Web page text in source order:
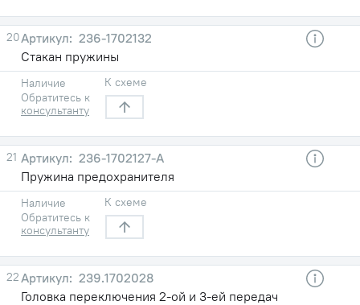
20
236-1702132
Стакан пружины
Наличие
Обратитесь к
консультанту
К схеме
21
236-1702127-А
Пружина предохранителя
Наличие
Обратитесь к
консультанту
К схеме
22
239.1702028
Головка переключения 2-ой и 3-ей передач